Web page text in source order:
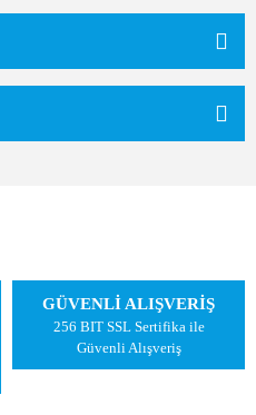
GÜVENLİ ALIŞVERİŞ
256 BIT SSL Sertifika ile
Güvenli Alışveriş